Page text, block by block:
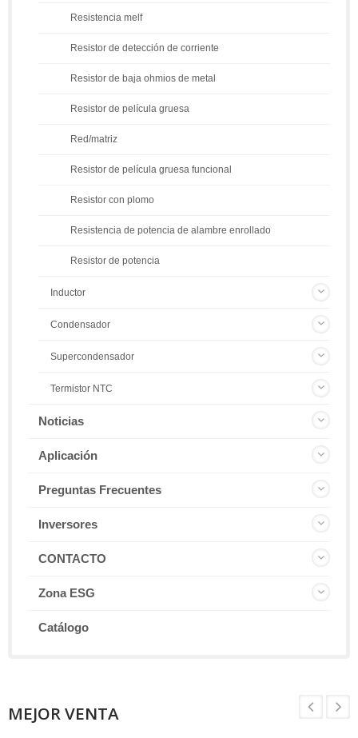
Resistencia melf
Resistor de detección de corriente
Resistor de baja ohmios de metal
Resistor de película gruesa
Red/matriz
Resistor de película gruesa funcional
Resistor con plomo
Resistencia de potencia de alambre enrollado
Resistor de potencia
Inductor
Condensador
Supercondensador
Termistor NTC
Noticias
Aplicación
Preguntas Frecuentes
Inversores
CONTACTO
Zona ESG
Catálogo
MEJOR VENTA